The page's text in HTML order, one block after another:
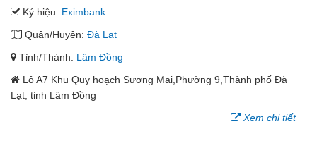
Ký hiệu: Eximbank
Quận/Huyện: Đà Lạt
Tỉnh/Thành: Lâm Đồng
Lô A7 Khu Quy hoạch Sương Mai,Phường 9,Thành phố Đà
Lạt, tỉnh Lâm Đồng
Xem chi tiết